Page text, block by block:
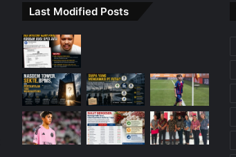
Last Modified Posts